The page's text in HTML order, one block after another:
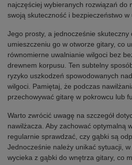
najczęściej wybieranych rozwiązań do
swoją skuteczność i bezpieczeństwo w
Jego prosty, a jednocześnie skuteczny
umieszczeniu go w otworze gitary, co
równomierne uwalnianie wilgoci bez
drewnem korpusu. Ten subtelny
ryzyko uszkodzeń spowodowanych
wilgoci. Pamiętaj, że podczas
przechowywać gitarę w pokrowcu lub
Warto zwrócić uwagę na szczegół
nawilżacza. Aby zachować optymalną
regularnie sprawdzać, czy gąbki są
Jednocześnie należy unikać sytuacji,
wycieka z gąbki do wnętrza gitary, co